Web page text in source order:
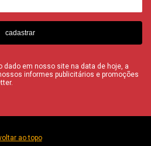
cadastrar
em nosso site na data de hoje, a
informes publicitários e promoções
ao topo